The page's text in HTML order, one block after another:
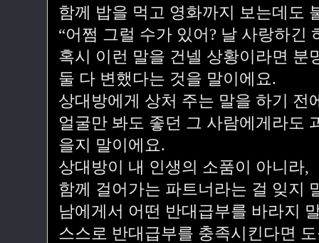
함께 밥을 먹고 영화까지 보는데도
“어쩜 그럴 수가 있어? 날 사랑하긴
혹시 이런 말을 건넬 상황이라면 분
둘 다 변했다는 것을 말이에요.
상대방에게 상처 주는 말을 하기 전
얼굴만 봐도 좋던 그 사람에게라도
을지 말이에요.
상대방이 내 인생의 소품이 아니라,
함께 걸어가는 파트너라는 걸 잊지
남에게서 어떤 반대급부를 바라지
스스로 반대급부를 충족시킨다면